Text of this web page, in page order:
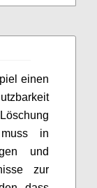
einen
in
und
zur